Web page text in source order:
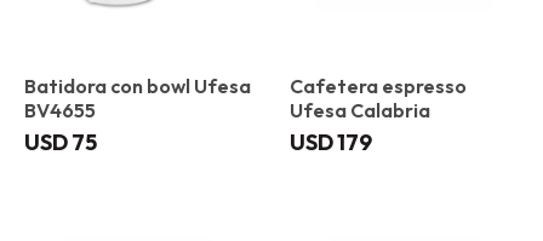
Batidora con bowl Ufesa
BV4655
USD75
Cafetera espresso
Ufesa Calabria
USD179